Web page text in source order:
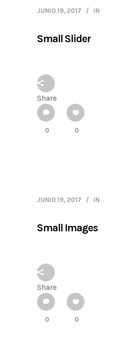
JUNIO 19, 2017 IN
Small Slider
Share
0 0
JUNIO 19, 2017 IN
Small Images
Share
0 0